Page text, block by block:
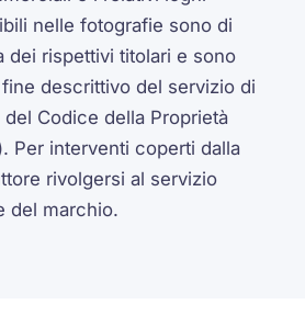
nelle fotografie sono di
dei rispettivi titolari e sono
descrittivo del servizio di
del Codice della Proprietà
Per interventi coperti dalla
rivolgersi al servizio
del marchio.